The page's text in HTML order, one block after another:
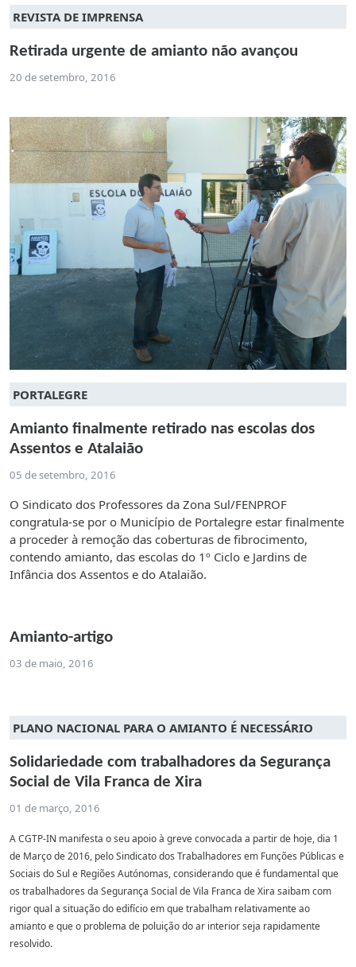
REVISTA DE IMPRENSA
Retirada urgente de amianto não avançou
20 de setembro, 2016
PORTALEGRE
Amianto finalmente retirado nas escolas dos
Assentos e Atalaião
05 de setembro, 2016
O Sindicato dos Professores da Zona Sul/FENPROF
congratula-se por o Município de Portalegre estar finalmente
a proceder à remoção das coberturas de fibrocimento,
contendo amianto, das escolas do 1º Ciclo e Jardins de
Infância dos Assentos e do Atalaião.
Amianto-artigo
03 de maio, 2016
PLANO NACIONAL PARA O AMIANTO É NECESSÁRIO
Solidariedade com trabalhadores da Segurança
Social de Vila Franca de Xira
01 de março, 2016
A CGTP-IN manifesta o seu apoio à greve convocada a partir de hoje, dia 1
de Março de 2016, pelo Sindicato dos Trabalhadores em Funções Públicas e
Sociais do Sul e Regiões Autónomas, considerando que é fundamental que
os trabalhadores da Segurança Social de Vila Franca de Xira saibam com
rigor qual a situação do edifício em que trabalham relativamente ao
amianto e que o problema de poluição do ar interior seja rapidamente
resolvido.